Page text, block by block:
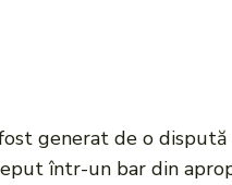
generat de o dispută
într-un bar din